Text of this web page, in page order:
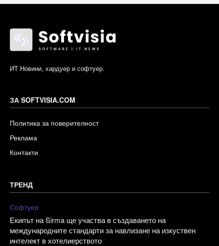
ИТ Новини, хардуер и софтуер.
ЗА SOFTVISIA.COM
Политика за поверителност
Реклама
Контакти
ТРЕНД
Софтуер
Екипът на Sirma ще участва в създаването на
международните стандарти за навлизане на изкуствен
интелект в хотелиерството